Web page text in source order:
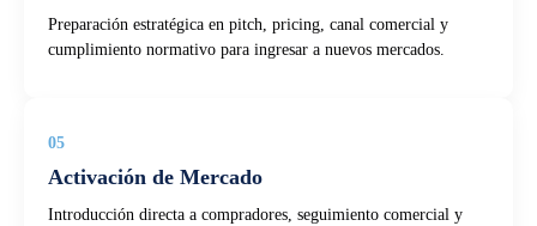
Preparación estratégica en pitch, pricing, canal comercial y
cumplimiento normativo para ingresar a nuevos mercados.
05
Activación de Mercado
Introducción directa a compradores, seguimiento comercial y